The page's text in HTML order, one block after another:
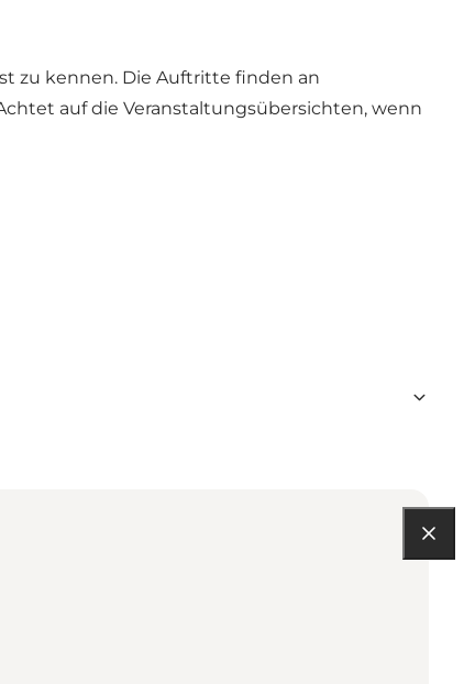
zu kennen. Die Auftritte finden an
auf die Veranstaltungsübersichten, wenn